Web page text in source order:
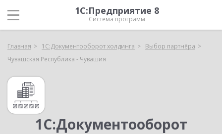
1С:Предприятие 8
Система программ
Главная 1С:Документооборот холдинга
Выбор партнёра
Чувашская Республика - Чувашия
1С:Документооборот